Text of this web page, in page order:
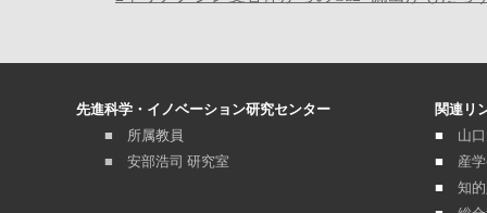
先進科学・イノベーション研究センター
■ 所属教員
■ 安部浩司 研究室
関連リ
■ 山
■ 産
■ 知